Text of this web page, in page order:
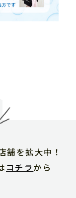
舗を拡大中！
コチラ から